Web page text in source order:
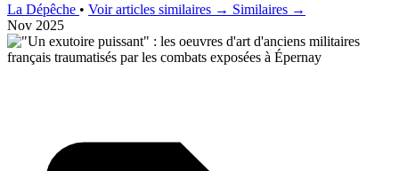
La Dépêche • Voir articles similaires → Similaires →
Nov 2025